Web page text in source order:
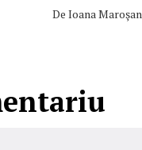
De Ioana Maroşan